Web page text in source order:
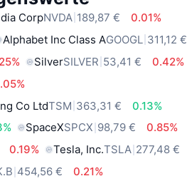
CorpNVDA 189,87 €
0.01%
Alphabet Inc Class AGOOGL 311,12 €
SilverSILVER 53,41 €
0.42%
Co LtdTSM 363,31 €
0.13%
SpaceXSPCX 98,79 €
0.85%
0.19% Tesla, Inc.TSLA 277,48 €
454,56 €
0.21%